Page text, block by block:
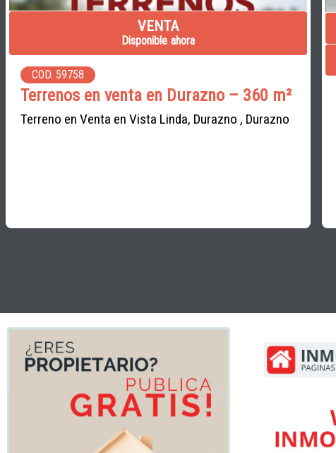
VENTA
Disponible ahora
COD. 59758
Terrenos en venta en Durazno – 360 m²
Terreno en Venta en Vista Linda, Durazno , Durazno